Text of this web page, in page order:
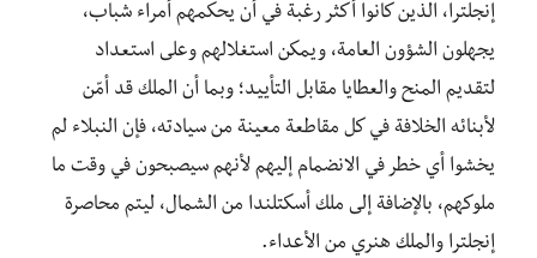
إنجلترا، الذين كانوا أكثر رغبة في أن يحكمهم أمراء شباب،
يجهلون الشؤون العامة، ويمكن استغلالهم وعلى استعداد
لتقديم المنح والعطايا مقابل التأييد؛ وبما أن الملك قد أمّن
لأبنائه الخلافة في كل مقاطعة معينة من سيادته، فإن النبلاء لم
يخشوا أي خطر في الانضمام إليهم لأنهم سيصبحون في وقت ما
ملوكهم، بالإضافة إلى ملك أسكتلندا من الشمال، ليتم محاصرة
إنجلترا والملك هنري من الأعداء.